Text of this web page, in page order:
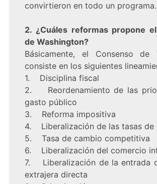
convirtieron en todo un
2. ¿Cuáles reformas propone
de Washington?
Básicamente, el Consenso de
consiste en los siguientes
1. Disciplina fiscal
2. Reordenamiento de las
gasto público
3. Reforma impositiva
4. Liberalización de las tasas de
5. Tasa de cambio competitiva
6. Liberalización del comercio
7. Liberalización de la entrada
extrajera directa